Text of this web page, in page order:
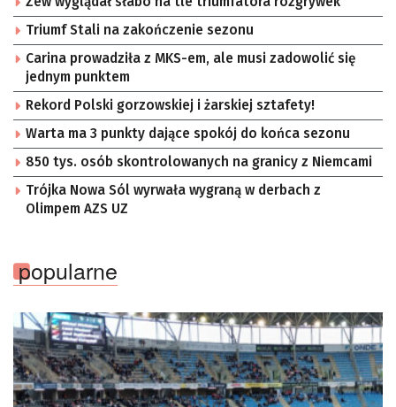
Triumf Stali na zakończenie sezonu
Carina prowadziła z MKS-em, ale musi zadowolić się
jednym punktem
Rekord Polski gorzowskiej i żarskiej sztafety!
Warta ma 3 punkty dające spokój do końca sezonu
850 tys. osób skontrolowanych na granicy z Niemcami
Trójka Nowa Sól wyrwała wygraną w derbach z
Olimpem AZS UZ
popularne